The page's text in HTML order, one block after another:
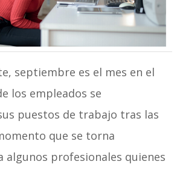
septiembre es el mes en el
los empleados se
puestos de trabajo tras las
que se torna
algunos profesionales quienes